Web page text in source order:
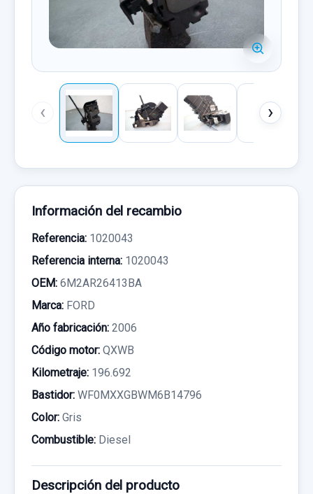
‹ ›
Información del recambio
Referencia: 1020043
Referencia interna: 1020043
OEM: 6M2AR26413BA
Marca: FORD
Año fabricación: 2006
Código motor: QXWB
Kilometraje: 196.692
Bastidor: WF0MXXGBWM6B14796
Color: Gris
Combustible: Diesel
Descripción del producto